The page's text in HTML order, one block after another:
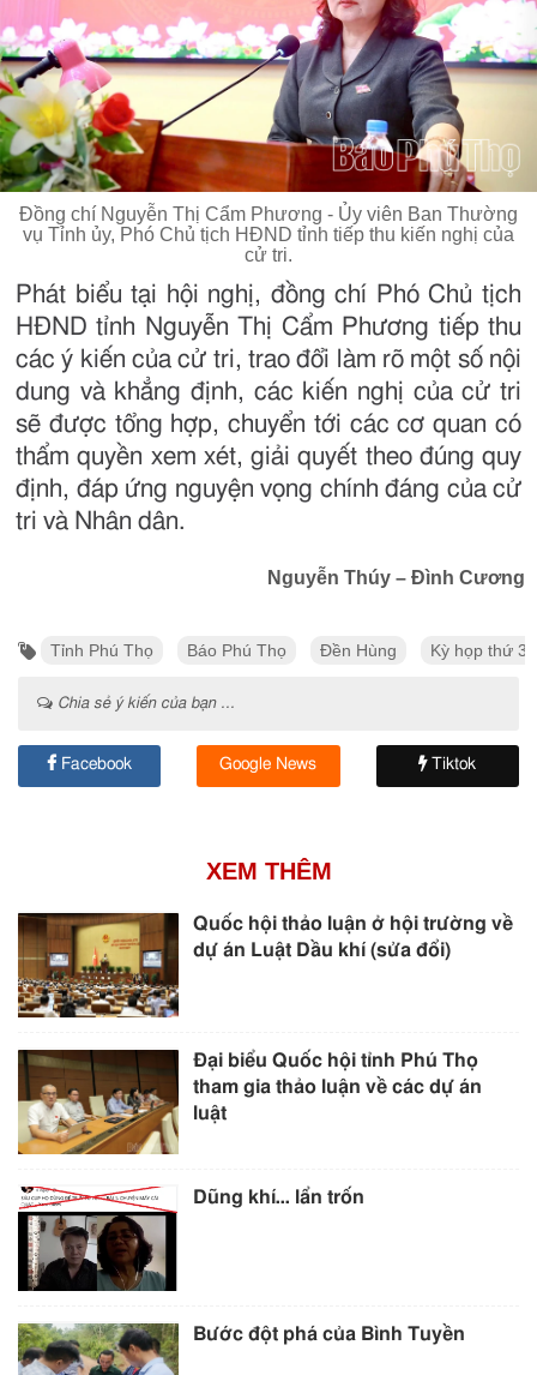
Đồng chí Nguyễn Thị Cẩm Phương - Ủy viên Ban Thường
vụ Tỉnh ủy, Phó Chủ tịch HĐND tỉnh tiếp thu kiến nghị của
cử tri.
Phát biểu tại hội nghị, đồng chí Phó Chủ tịch
HĐND tỉnh Nguyễn Thị Cẩm Phương tiếp thu
các ý kiến của cử tri, trao đổi làm rõ một số nội
dung và khẳng định, các kiến nghị của cử tri
sẽ được tổng hợp, chuyển tới các cơ quan có
thẩm quyền xem xét, giải quyết theo đúng quy
định, đáp ứng nguyện vọng chính đáng của cử
tri và Nhân dân.
Nguyễn Thúy – Đình Cương
Tỉnh Phú Thọ Báo Phú Thọ Đền Hùng Kỳ họp thứ 3
Chia sẻ ý kiến của bạn ...
Facebook Google News Tiktok
XEM THÊM
Quốc hội thảo luận ở hội trường về
dự án Luật Dầu khí (sửa đổi)
Đại biểu Quốc hội tỉnh Phú Thọ
tham gia thảo luận về các dự án
luật
Dũng khí… lẩn trốn
Bước đột phá của Bình Tuyền